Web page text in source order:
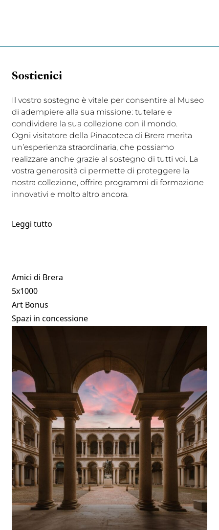
Sostienici
Il vostro sostegno è vitale per consentire al Museo
di adempiere alla sua missione: tutelare e
condividere la sua collezione con il mondo.
Ogni visitatore della Pinacoteca di Brera merita
un’esperienza straordinaria, che possiamo
realizzare anche grazie al sostegno di tutti voi. La
vostra generosità ci permette di proteggere la
nostra collezione, offrire programmi di formazione
innovativi e molto altro ancora.
Leggi tutto
Amici di Brera
5x1000
Art Bonus
Spazi in concessione